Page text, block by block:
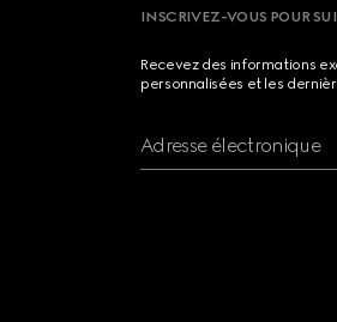
INSCRIVEZ-VOUS POUR
Recevez des informations
personnalisées et les
Adresse électronique